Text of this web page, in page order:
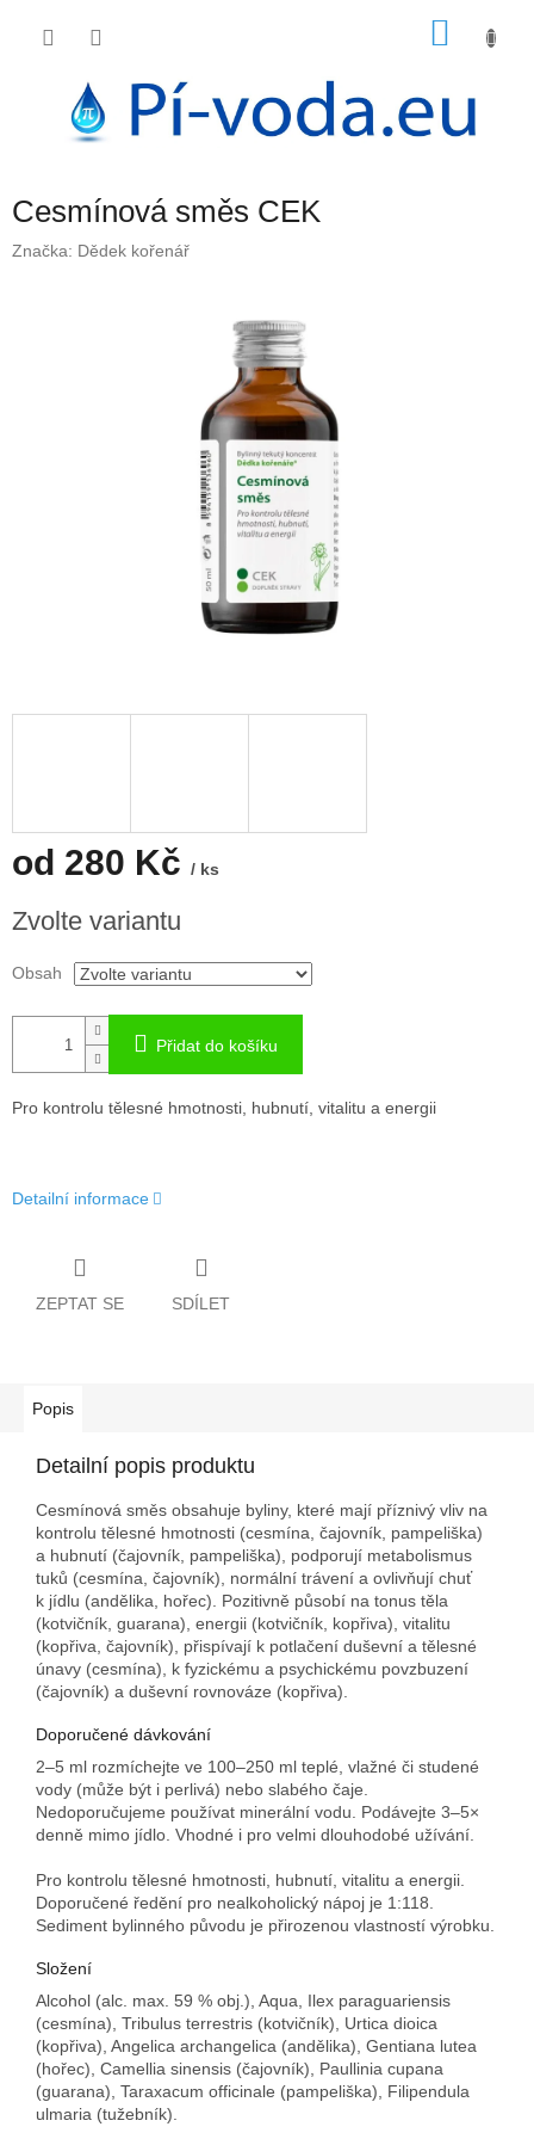
Cesmínová směs CEK
Značka: Dědek kořenář
od 280 Kč / ks
cena:
Zvolte variantu
Obsah
Přidat do košíku
Pro kontrolu tělesné hmotnosti, hubnutí, vitalitu a energii
Detailní informace
ZEPTAT SE SDÍLET
Popis
Detailní popis produktu
Cesmínová směs obsahuje byliny, které mají příznivý vliv na
kontrolu tělesné hmotnosti (cesmína, čajovník, pampeliška)
a hubnutí (čajovník, pampeliška), podporují metabolismus
tuků (cesmína, čajovník), normální trávení a ovlivňují chuť
k jídlu (andělika, hořec). Pozitivně působí na tonus těla
(kotvičník, guarana), energii (kotvičník, kopřiva), vitalitu
(kopřiva, čajovník), přispívají k potlačení duševní a tělesné
únavy (cesmína), k fyzickému a psychickému povzbuzení
(čajovník) a duševní rovnováze (kopřiva).
Doporučené dávkování
2–5 ml rozmíchejte ve 100–250 ml teplé, vlažné či studené
vody (může být i perlivá) nebo slabého čaje.
Nedoporučujeme používat minerální vodu. Podávejte 3–5×
denně mimo jídlo. Vhodné i pro velmi dlouhodobé užívání.
Pro kontrolu tělesné hmotnosti, hubnutí, vitalitu a energii.
Doporučené ředění pro nealkoholický nápoj je 1:118.
Sediment bylinného původu je přirozenou vlastností výrobku.
Složení
Alcohol (alc. max. 59 % obj.), Aqua, Ilex paraguariensis
(cesmína), Tribulus terrestris (kotvičník), Urtica dioica
(kopřiva), Angelica archangelica (andělika), Gentiana lutea
(hořec), Camellia sinensis (čajovník), Paullinia cupana
(guarana), Taraxacum officinale (pampeliška), Filipendula
ulmaria (tužebník).